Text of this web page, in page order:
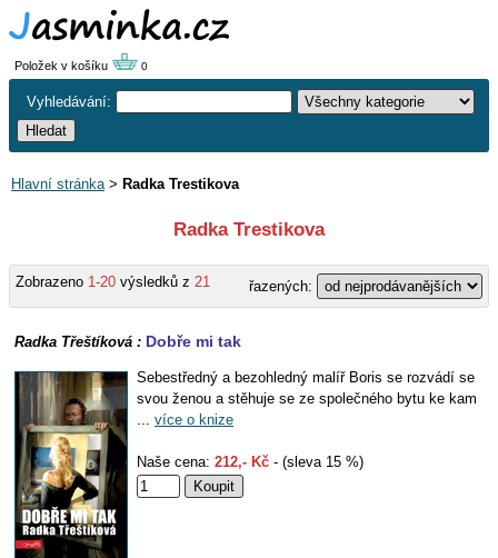
Položek v košíku 0
Vyhledávání:
Hlavní stránka> Radka Trestikova
Radka Trestikova
Zobrazeno 1-20 výsledků z 21 řazených:
Radka Třeštíková : Dobře mi tak
Sebestředný a bezohledný malíř Boris se rozvádí se
svou ženou a stěhuje se ze společného bytu ke kam
... více o knize
Naše cena: 212,- Kč - (sleva 15 %)